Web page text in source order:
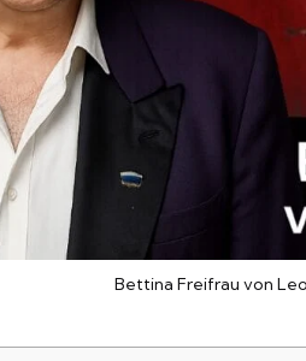
Bettina Freifrau von